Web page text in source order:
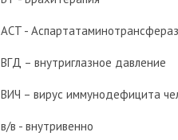
АСT -
ВГД – внутриглазное давление
ВИЧ – вирус иммунодефицита
в/в - внутривенно